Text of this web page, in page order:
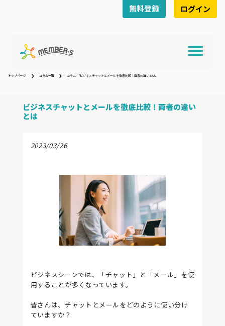
無料登録 ログイン
トップページ コラム一覧 コラム:「ビジネスチャットとメールを徹底比較！両者の違いとは」
ビジネスチャットとメールを徹底比較！両者の違い
とは
2023/03/26
ビジネスシーンでは、「チャット」と「メール」を使
用することが多くなっています。
皆さんは、チャットとメールをどのように使い分け
ていますか？